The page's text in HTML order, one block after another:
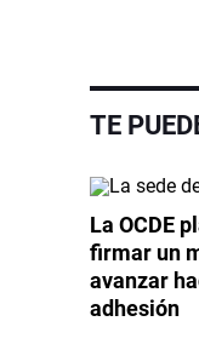
TE
La OCDE
firmar un
avanzar
adhesión